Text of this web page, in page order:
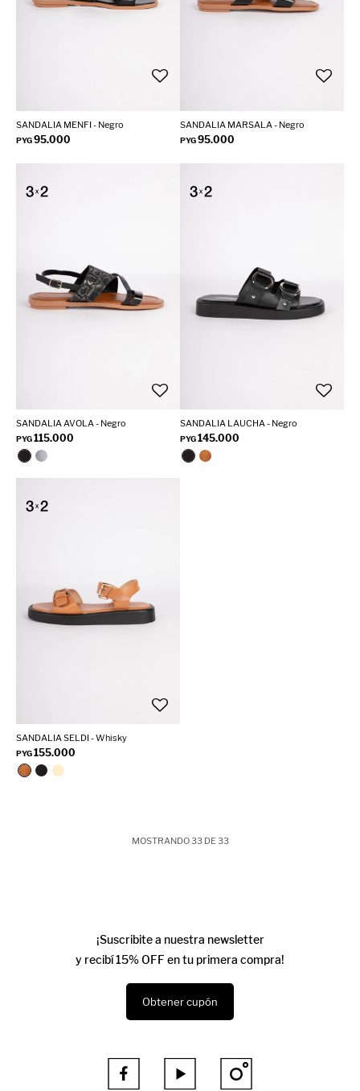
SANDALIA MENFI - Negro
PYG95.000
SANDALIA MARSALA - Negro
PYG95.000
SANDALIA AVOLA - Negro
PYG115.000
SANDALIA LAUCHA - Negro
PYG145.000
SANDALIA SELDI - Whisky
PYG155.000
MOSTRANDO33DE33
¡Suscribite a nuestra newsletter
y recibí 15% OFF en tu primera compra!
Obtener cupón
  